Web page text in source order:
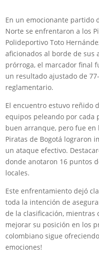
En un emocionante partido
Norte se enfrentaron a los
Polideportivo Toto
aficionados al borde de sus
prórroga, el marcador final
un resultado ajustado de
reglamentario.
El encuentro estuvo reñido
equipos peleando por cada
buen arranque, pero fue
Piratas de Bogotá lograron
un ataque efectivo.
donde anotaron 16 puntos
locales.
Este enfrentamiento dejó
toda la intención de
de la clasificación,
mejorar su posición en los
colombiano sigue
emociones!